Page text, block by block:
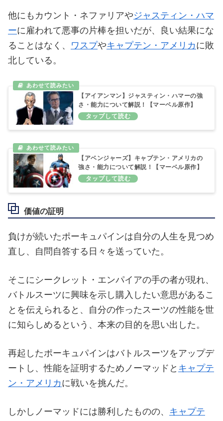
他にもカウント・ネファリアやジャスティン・ハマ
ーに雇われて悪事の片棒を担いだが、良い結果にな
ることはなく、 ワスプやキャプテン・アメリカに敗
北している。
【アイアンマン】ジャスティン・ハマーの強
さ・能力について解説！【マーベル原作】
【アベンジャーズ】キャプテン・アメリカの
強さ・能力について解説！【マーベル原作】
価値の証明
負けが続いたポーキュパインは自分の人生を見つめ
直し、自問自答する日々を送っていた。
そこにシークレット・エンパイアの手の者が現れ、
バトルスーツに興味を示し購入したい意思があるこ
とを伝えられると、自分の作ったスーツの性能を世
に知らしめるという、本来の目的を思い出した。
再起したポーキュパインはバトルスーツをアップデ
ートし、性能を証明するためノーマッドと キャプテ
ン・アメリカに戦いを挑んだ。
しかしノーマッドには勝利したものの、 キャプテ